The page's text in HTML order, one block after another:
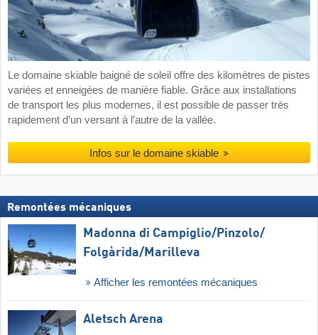
Le domaine skiable baigné de soleil offre des kilomètres de pistes
variées et enneigées de manière fiable. Grâce aux installations
de transport les plus modernes, il est possible de passer très
rapidement d’un versant à l’autre de la vallée.
Infos sur le domaine skiable
Remontées mécaniques
Madonna di Campiglio/​Pinzolo/​
Folgàrida/​Marilleva
Afficher les remontées mécaniques
Aletsch Arena